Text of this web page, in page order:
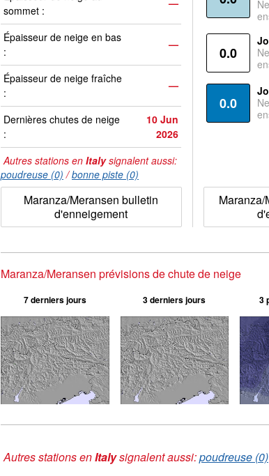
sommet :
—
Épaisseur de neige en bas
:
—
Épaisseur de neige fraîche
:
—
Dernières chutes de neige
:
10 Jun
2026
Autres stations en Italysignalent aussi:
poudreuse (0) /bonne piste (0)
Maranza/Meransen bulletin
d'enneigement
0.0
0.0
Maranza/Meransen prévisions de chute de neige
7 derniers jours 3 derniers jours 3
Autres stations enItalysignalent aussi:poudreuse (0)